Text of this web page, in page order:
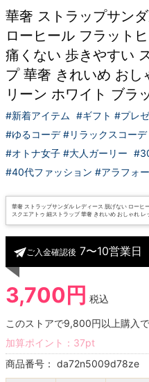
華奢 ストラップサン
ローヒール フラット
痛くない 歩きやすい
プ 華奢 きれいめ おし
リーン ホワイト ブラ
#新着アイテム #ギフト #プレ
#ゆるコーデ #リラックスコーデ
#オトナ女子 #大人ガーリー
#40代ファッション #アラフォ
華奢 ストラップサンダル レディース 脱げない ローヒ
スクエアトゥ 細ストラップ 華奢 きれいめ おしゃれ
ご入金確認後 7〜10営業日
3,700円 税込
このストアで9,800円以上購入で
加算ポイント： 37pt
商品番号： da72n5009d78ze